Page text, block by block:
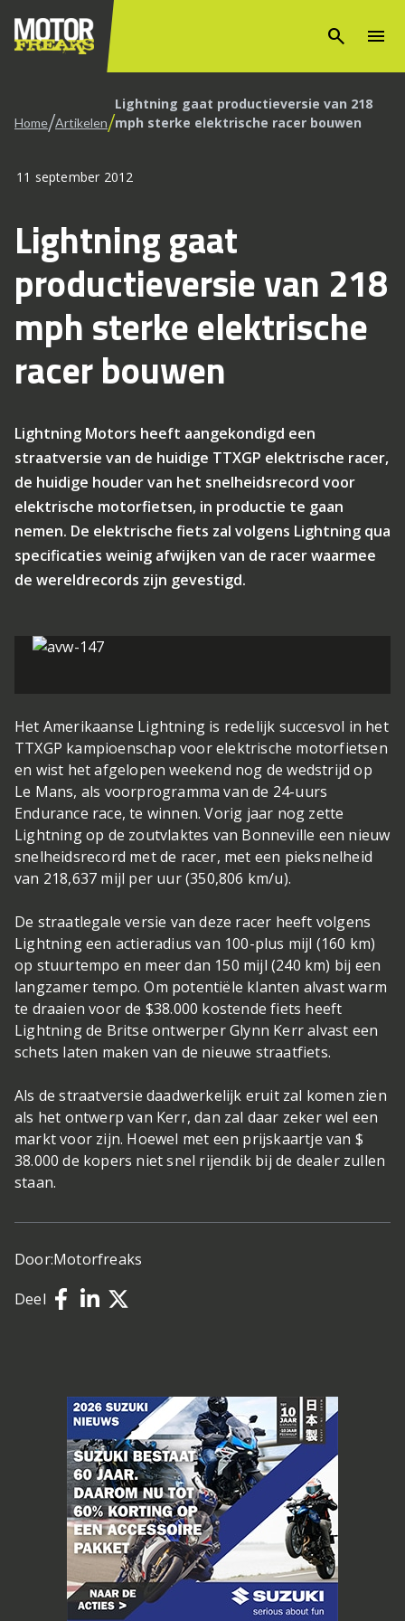
search menu
Home/Artikelen/Lightning gaat productieversie van 218
mph sterke elektrische racer bouwen
11 september 2012
Lightning gaat
productieversie van 218
mph sterke elektrische
racer bouwen
Lightning Motors heeft aangekondigd een
straatversie van de huidige TTXGP elektrische racer,
de huidige houder van het snelheidsrecord voor
elektrische motorfietsen, in productie te gaan
nemen. De elektrische fiets zal volgens Lightning qua
specificaties weinig afwijken van de racer waarmee
de wereldrecords zijn gevestigd.
Het Amerikaanse Lightning is redelijk succesvol in het
TTXGP kampioenschap voor elektrische motorfietsen
en wist het afgelopen weekend nog de wedstrijd op
Le Mans, als voorprogramma van de 24-uurs
Endurance race, te winnen. Vorig jaar nog zette
Lightning op de zoutvlaktes van Bonneville een nieuw
snelheidsrecord met de racer, met een pieksnelheid
van 218,637 mijl per uur (350,806 km/u).
De straatlegale versie van deze racer heeft volgens
Lightning een actieradius van 100-plus mijl (160 km)
op stuurtempo en meer dan 150 mijl (240 km) bij een
langzamer tempo. Om potentiële klanten alvast warm
te draaien voor de $38.000 kostende fiets heeft
Lightning de Britse ontwerper Glynn Kerr alvast een
schets laten maken van de nieuwe straatfiets.
Als de straatversie daadwerkelijk eruit zal komen zien
als het ontwerp van Kerr, dan zal daar zeker wel een
markt voor zijn. Hoewel met een prijskaartje van $
38.000 de kopers niet snel rijendik bij de dealer zullen
staan.
Door:Motorfreaks
Deel